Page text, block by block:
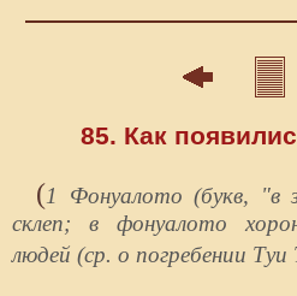
85. Как
(1 Фонуалото (букв, "в
склеп; в фонуалото
людей (ср. о погребении